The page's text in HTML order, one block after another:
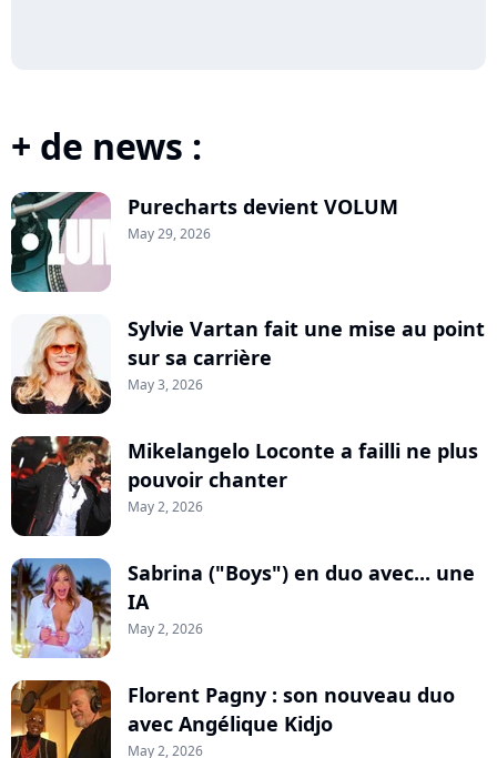
+ de news :
Purecharts devient VOLUM
May 29, 2026
Sylvie Vartan fait une mise au point
sur sa carrière
May 3, 2026
Mikelangelo Loconte a failli ne plus
pouvoir chanter
May 2, 2026
Sabrina ("Boys") en duo avec... une
IA
May 2, 2026
Florent Pagny : son nouveau duo
avec Angélique Kidjo
May 2, 2026